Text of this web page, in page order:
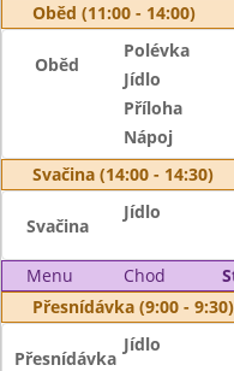
Oběd (11:00 - 14:00)
Oběd
Polévka
Jídlo
Příloha
Nápoj
Svačina (14:00 - 14:30)
Svačina
Jídlo
Menu Chod
Přesnídávka (9:00 - 9:30)
Přesnídávka
Jídlo